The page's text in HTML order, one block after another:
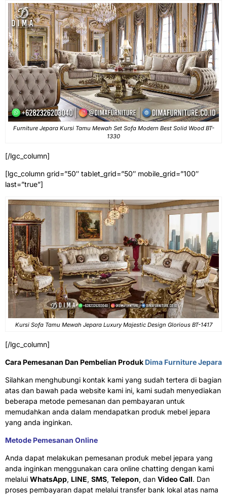
Furniture Jepara Kursi Tamu Mewah Set Sofa Modern Best Solid Wood BT-
1330
[/lgc_column]
[lgc_column grid=”50″ tablet_grid=”50″ mobile_grid=”100″
last=”true”]
Kursi Sofa Tamu Mewah Jepara Luxury Majestic Design Glorious BT-1417
[/lgc_column]
Cara Pemesanan Dan Pembelian Produk Dima Furniture Jepara
Silahkan menghubungi kontak kami yang sudah tertera di bagian
atas dan bawah pada website kami ini, kami sudah menyediakan
beberapa metode pemesanan dan pembayaran untuk
memudahkan anda dalam mendapatkan produk mebel jepara
yang anda inginkan.
Metode Pemesanan Online
Anda dapat melakukan pemesanan produk mebel jepara yang
anda inginkan menggunakan cara online chatting dengan kami
melalui WhatsApp, LINE, SMS, Telepon, dan Video Call. Dan
proses pembayaran dapat melalui transfer bank lokal atas nama